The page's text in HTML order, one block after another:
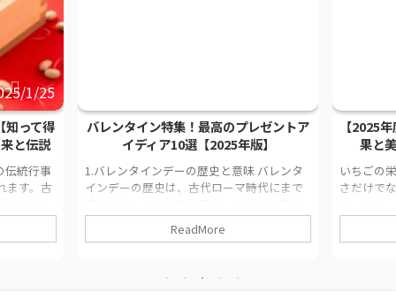
1/25
知って得
と伝説
伝統行事
ます。古
行事を
背景に
バレンタイン特集！最高のプレゼントア
イディア10選【2025年版】
1.バレンタインデーの歴史と意味 バレンタ
インデーの歴史は、古代ローマ時代にまで
司祭である聖バレンタインの命日と深く結
びついています。バレンタインは、ローマ
ReadMore
【2025
果と
いちごの
さだけで
養素につ
に焦点を